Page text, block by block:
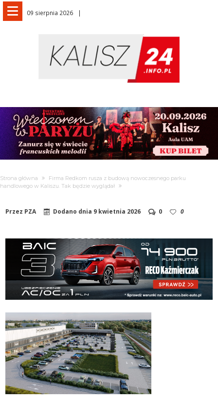
09 sierpnia 2026
Strona główna
Firma Redkom rusza z budową nowoczesnego parku
handlowego w Kaliszu. Tak będzie wyglądał
Przez PZA Dodano dnia 9 kwietnia 2026 0 0